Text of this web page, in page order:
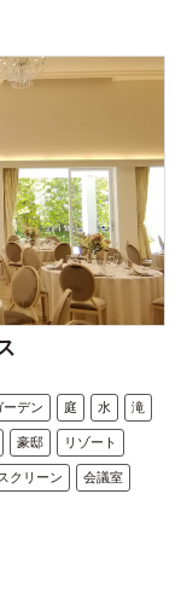
ーデン 庭 水 滝
豪邸 リゾート
クリーン 会議室